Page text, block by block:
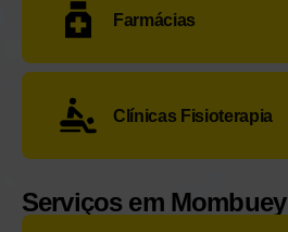
+34 678 26 55 65
Farmácias
Teléfono:+34 980 59 00 60
Clínicas Fisioterapia
Serviços em Mombuey